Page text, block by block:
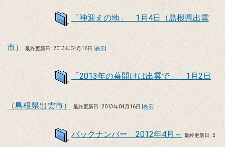
「神迎えの地」 1月4日（島根県出雲
市） 最終更新日 : 2013年04月16日 [表示]
「2013年の幕開けは出雲で」 1月2日
（島根県出雲市） 最終更新日 : 2013年04月16日 [表示]
バックナンバー 2012年4月～ 最終更新日 : 2